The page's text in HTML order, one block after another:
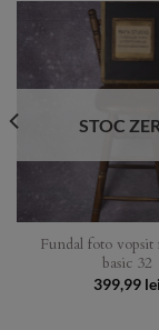
STOC
Fundal foto vopsit
basic 32
399,99 lei